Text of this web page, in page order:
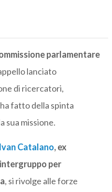
parlamentare
lanciato
di ricercatori,
fatto della spinta
sua missione.
Ivan Catalano, ex
per
, si rivolge alle forze